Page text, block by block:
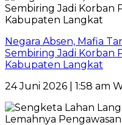
Negara Absen, Mafia
Sembiring Jadi Korban
Kabupaten Langkat
24 Juni 2026 | 1:58 am